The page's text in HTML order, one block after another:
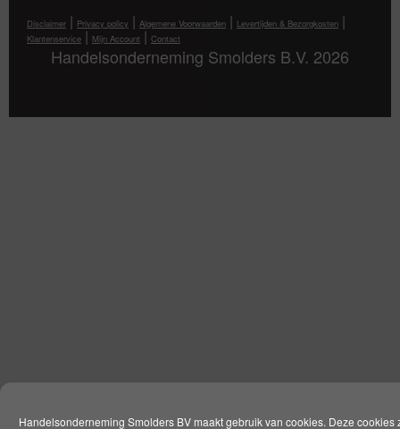
Handelsonderneming Smolders BV maakt gebruik van cookies. Deze cookies
Disclaimer | Privacy policy | Algemene Voorwaarden | Levertijden & Bezorgkosten |
Klantenservice | Mijn Account | Contact
Handelsonderneming Smolders B.V. 2026